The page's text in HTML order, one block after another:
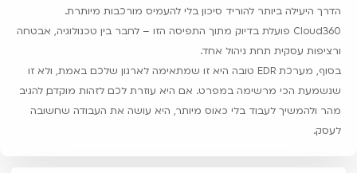
הדרך היעילה ביותר להוריד סיכון בלי להעמיס מורכבות מיותרת.
Cloud360 פועלת בדיוק מתוך התפיסה הזו – לחבר בין טכנולוגיה, אבטחה
ורציפות עסקית תחת ניהול אחד.
בסוף, מערכת EDR טובה היא זו שמתאימה לארגון שלכם באמת, ולא זו
שנשמעת הכי מרשימה במפרט. אם היא עוזרת לכם לזהות מוקדם, להגיב
מהר ולהמשיך לעבוד בלי כאוס מיותר, היא עושה את העבודה שחשובה
לעסק.